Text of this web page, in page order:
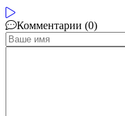
Комментарии (0)